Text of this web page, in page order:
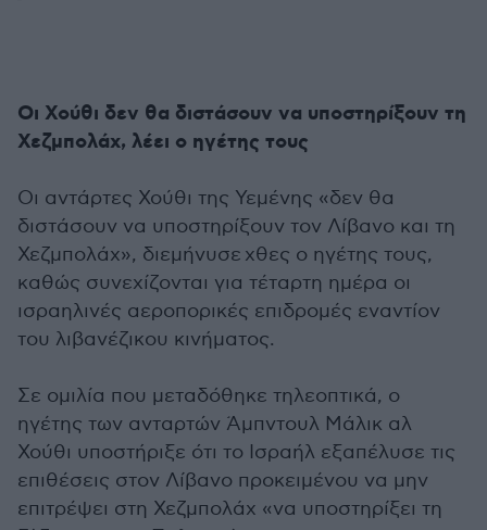
Οι Χούθι δεν θα διστάσουν να υποστηρίξουν τη
Χεζμπολάχ, λέει ο ηγέτης τους
Οι αντάρτες Χούθι της Υεμένης «δεν θα
διστάσουν να υποστηρίξουν τον Λίβανο και τη
Χεζμπολάχ», διεμήνυσε χθες ο ηγέτης τους,
καθώς συνεχίζονται για τέταρτη ημέρα οι
ισραηλινές αεροπορικές επιδρομές εναντίον
του λιβανέζικου κινήματος.
Σε ομιλία που μεταδόθηκε τηλεοπτικά, ο
ηγέτης των ανταρτών Άμπντουλ Μάλικ αλ
Χούθι υποστήριξε ότι το Ισραήλ εξαπέλυσε τις
επιθέσεις στον Λίβανο προκειμένου να μην
επιτρέψει στη Χεζμπολάχ «να υποστηρίξει τη